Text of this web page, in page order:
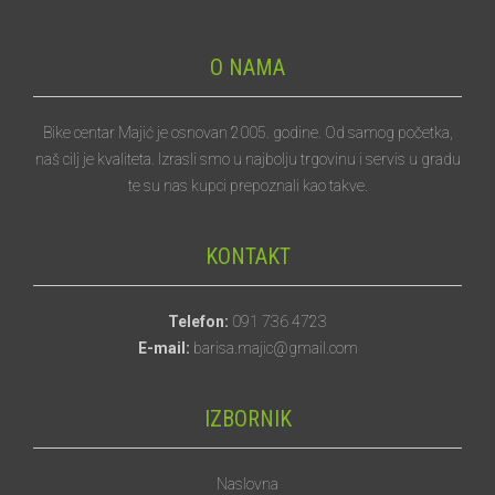
O NAMA
Bike centar Majić je osnovan 2005. godine. Od samog početka,
naš cilj je kvaliteta. Izrasli smo u najbolju trgovinu i servis u gradu
te su nas kupci prepoznali kao takve.
KONTAKT
Telefon: 091 736 4723
E-mail: barisa.majic@gmail.com
IZBORNIK
Naslovna